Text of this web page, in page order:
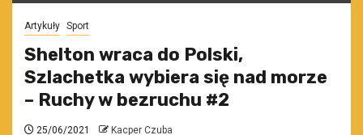
Artykuły Sport
Shelton wraca do Polski,
Szlachetka wybiera się nad morze
– Ruchy w bezruchu #2
25/06/2021 Kacper Czuba